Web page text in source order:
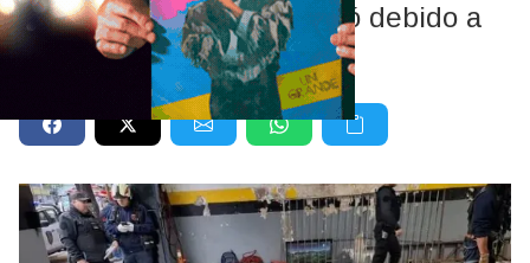
víctima de 73 años falleció debido a
las graves lesiones.